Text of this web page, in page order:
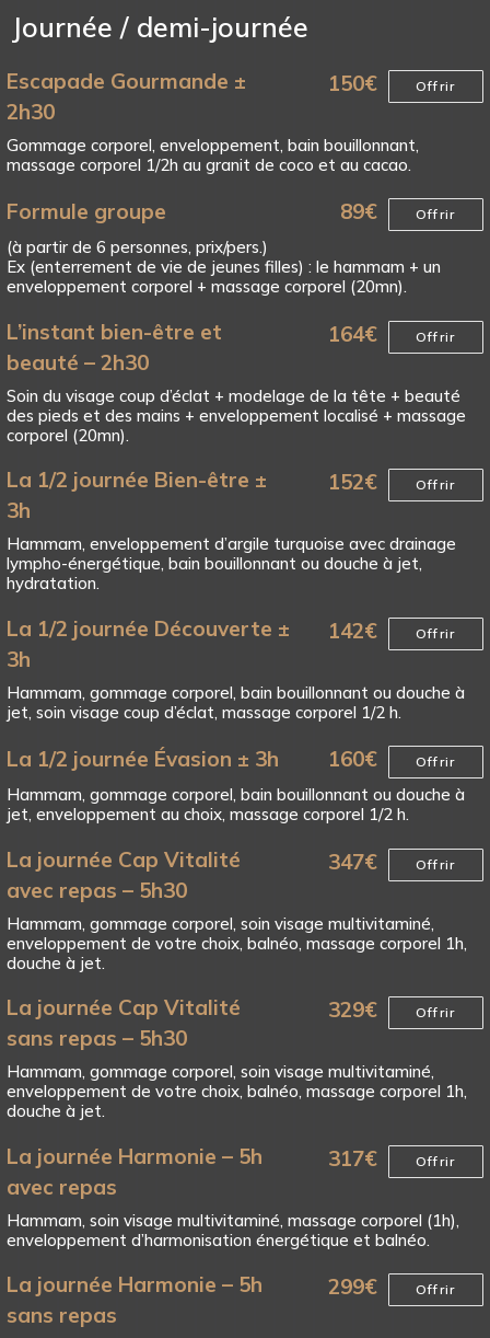
Journée / demi-journée
Escapade Gourmande ±
2h30
150€ Offrir
Gommage corporel, enveloppement, bain bouillonnant,
massage corporel 1/2h au granit de coco et au cacao.
Formule groupe 89€ Offrir
(à partir de 6 personnes, prix/pers.)
Ex (enterrement de vie de jeunes filles) : le hammam + un
enveloppement corporel + massage corporel (20mn).
L’instant bien-être et
beauté – 2h30
164€ Offrir
Soin du visage coup d’éclat + modelage de la tête + beauté
des pieds et des mains + enveloppement localisé + massage
corporel (20mn).
La 1/2 journée Bien-être ±
3h
152€ Offrir
Hammam, enveloppement d’argile turquoise avec drainage
lympho-énergétique, bain bouillonnant ou douche à jet,
hydratation.
La 1/2 journée Découverte ±
3h
142€ Offrir
Hammam, gommage corporel, bain bouillonnant ou douche à
jet, soin visage coup d’éclat, massage corporel 1/2 h.
La 1/2 journée Évasion ± 3h 160€ Offrir
Hammam, gommage corporel, bain bouillonnant ou douche à
jet, enveloppement au choix, massage corporel 1/2 h.
La journée Cap Vitalité
avec repas – 5h30
347€ Offrir
Hammam, gommage corporel, soin visage multivitaminé,
enveloppement de votre choix, balnéo, massage corporel 1h,
douche à jet.
La journée Cap Vitalité
sans repas – 5h30
329€ Offrir
Hammam, gommage corporel, soin visage multivitaminé,
enveloppement de votre choix, balnéo, massage corporel 1h,
douche à jet.
La journée Harmonie – 5h
avec repas
317€ Offrir
Hammam, soin visage multivitaminé, massage corporel (1h),
enveloppement d’harmonisation énergétique et balnéo.
La journée Harmonie – 5h
sans repas
299€ Offrir